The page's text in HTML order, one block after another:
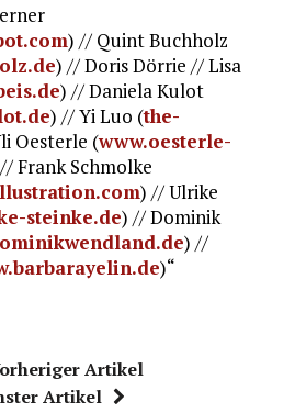
) // Quint Buchholz
) // Doris Dörrie // Lisa
) // Daniela Kulot
) // Yi Luo (the-
Oesterle (www.oesterle-
Frank Schmolke
) // Ulrike
steinke.de) // Dominik
) //
)“
Artikel
Artikel